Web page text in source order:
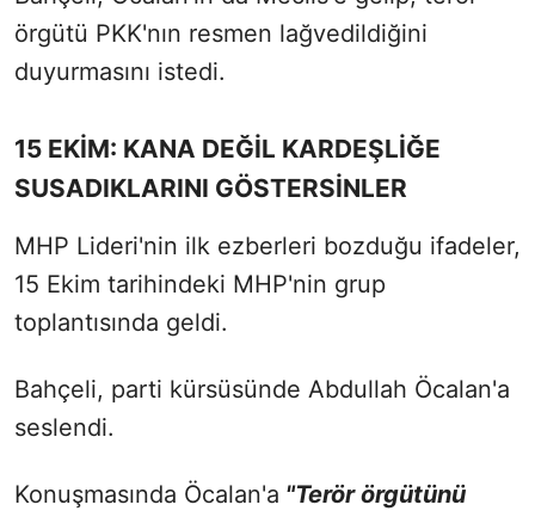
örgütü PKK'nın resmen lağvedildiğini
duyurmasını istedi.
15 EKİM: KANA DEĞİL KARDEŞLİĞE
SUSADIKLARINI GÖSTERSİNLER
MHP Lideri'nin ilk ezberleri bozduğu ifadeler,
15 Ekim tarihindeki MHP'nin grup
toplantısında geldi.
Bahçeli, parti kürsüsünde Abdullah Öcalan'a
seslendi.
Konuşmasında Öcalan'a "Terör örgütünü